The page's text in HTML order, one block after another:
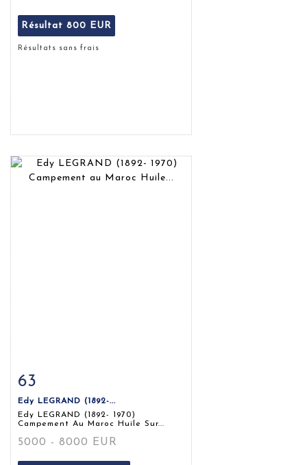
Résultat 800 EUR
Résultats sans frais
Fiche détaillée
63
Edy LEGRAND (1892-...
Edy LEGRAND (1892- 1970)
Campement Au Maroc Huile Sur...
5000 - 8000 EUR